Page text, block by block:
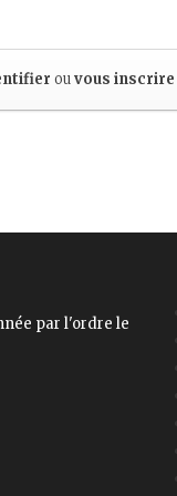
ouvous inscrire
par l'ordre le